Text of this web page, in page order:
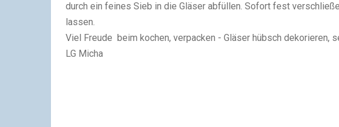
durch ein feines Sieb in die Gläser abfüllen. Sofort fest
lassen.
Viel Freude beim kochen, verpacken - Gläser hübsch dekorieren,
LG Micha